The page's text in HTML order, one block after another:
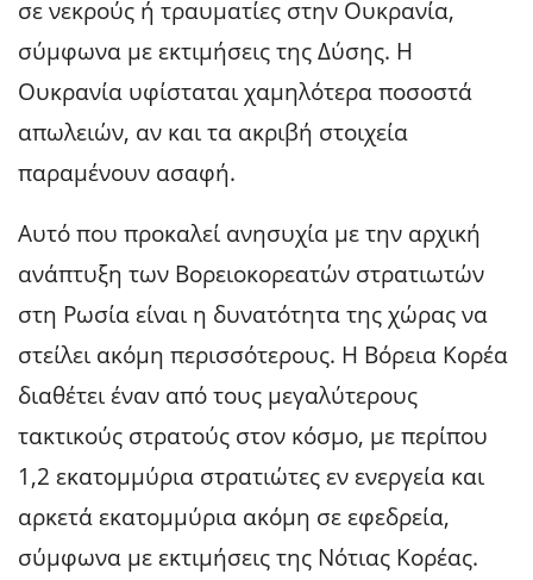
σε νεκρούς ή τραυματίες στην Ουκρανία,
σύμφωνα με εκτιμήσεις της Δύσης. Η
Ουκρανία υφίσταται χαμηλότερα ποσοστά
απωλειών, αν και τα ακριβή στοιχεία
παραμένουν ασαφή.
Αυτό που προκαλεί ανησυχία με την αρχική
ανάπτυξη των Βορειοκορεατών στρατιωτών
στη Ρωσία είναι η δυνατότητα της χώρας να
στείλει ακόμη περισσότερους. Η Βόρεια Κορέα
διαθέτει έναν από τους μεγαλύτερους
τακτικούς στρατούς στον κόσμο, με περίπου
1,2 εκατομμύρια στρατιώτες εν ενεργεία και
αρκετά εκατομμύρια ακόμη σε εφεδρεία,
σύμφωνα με εκτιμήσεις της Νότιας Κορέας.